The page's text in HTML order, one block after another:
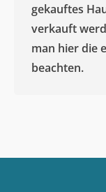
gekauftes
verkauft
man hier die
beachten.